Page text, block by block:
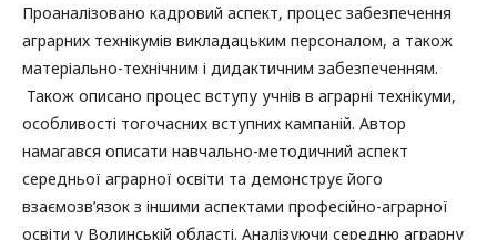
Проаналізовано кадровий аспект, процес забезпечення
аграрних технікумів викладацьким персоналом, а також
матеріально-технічним і дидактичним забезпеченням.
Також описано процес вступу учнів в аграрні технікуми,
особливості тогочасних вступних кампаній. Автор
намагався описати навчально-методичний аспект
середньої аграрної освіти та демонструє його
взаємозв’язок з іншими аспектами професійно-аграрної
освіти у Волинській області. Аналізуючи середню аграрну